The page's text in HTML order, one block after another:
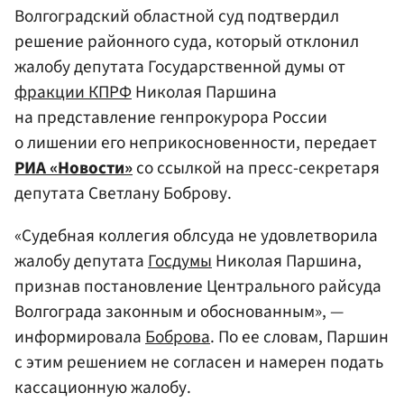
Волгоградский областной суд подтвердил
решение районного суда, который отклонил
жалобу депутата Государственной думы от
фракции КПРФНиколая Паршина
на представление генпрокурора России
о лишении его неприкосновенности, передает
РИА «Новости»со ссылкой на пресс-секретаря
депутата Светлану Боброву.
«Судебная коллегия облсуда не удовлетворила
жалобу депутатаГосдумыНиколая Паршина,
признав постановление Центрального райсуда
Волгограда законным и обоснованным», —
информировалаБоброва. По ее словам, Паршин
с этим решением не согласен и намерен подать
кассационную жалобу.